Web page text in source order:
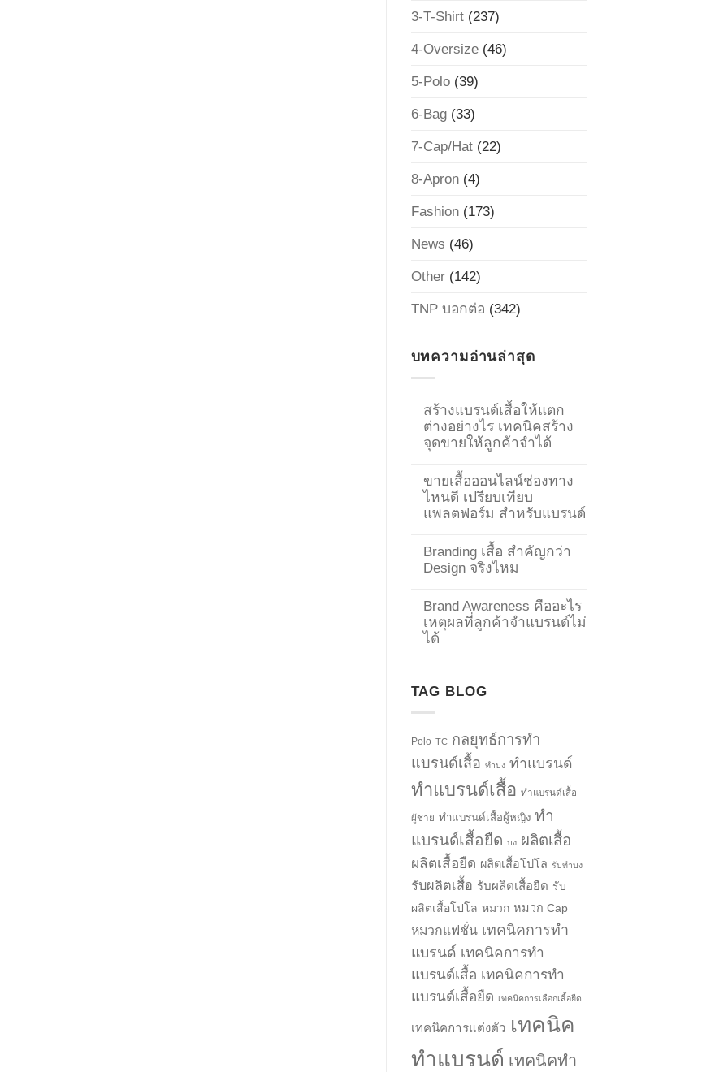
3-T-Shirt(237)
4-Oversize(46)
5-Polo(39)
6-Bag(33)
7-Cap/Hat(22)
8-Apron(4)
Fashion(173)
News (46)
Other(142)
TNP บอกต่อ (342)
บทความอ่านล่าสุด
สร้างแบรนด์เสื้อให้แตก
ต่างอย่างไร เทคนิคสร้าง
จุดขายให้ลูกค้าจำได้
ขายเสื้อออนไลน์ช่องทาง
ไหนดี เปรียบเทียบ
แพลตฟอร์ม สำหรับแบรนด์
Branding เสื้อ สำคัญกว่า
Design จริงไหม
Brand Awareness คืออะไร
เหตุผลที่ลูกค้าจำแบรนด์ไม่
ได้
TAG BLOG
Polo TC กลยุทธ์การทำ
แบรนด์เสื้อ ทำบง ทำแบรนด์
ทำแบรนด์เสื้อ ทำแบรนด์เสื้อ
ผู้ชาย ทำแบรนด์เสื้อผู้หญิง ทำ
แบรนด์เสื้อยืด บง ผลิตเสื้อ
ผลิตเสื้อยืด ผลิตเสื้อโปโล รับทำบง
รับผลิตเสื้อ รับผลิตเสื้อยืด รับ
ผลิตเสื้อโปโล หมวก หมวก Cap
หมวกแฟชั่น เทคนิคการทำ
แบรนด์ เทคนิคการทำ
แบรนด์เสื้อ เทคนิคการทำ
แบรนด์เสื้อยืด เทคนิคการเลือกเสื้อยืด
เทคนิคการแต่งตัว เทคนิค
ทำแบรนด์ เทคนิคทำ